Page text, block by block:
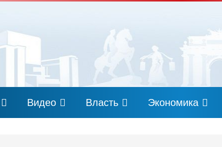
Видео Власть Экономика